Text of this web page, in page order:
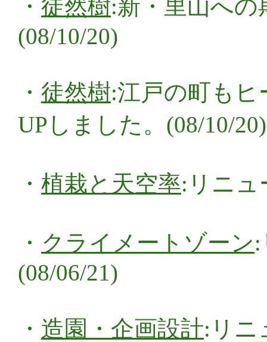
・ 徒然樹:新・里山へ
(08/10/20)
・ 徒然樹:江戸の町も
UPしました。(08/10/20)
・ 植栽と天空率:リニュ
・ クライメートゾーン
(08/06/21)
・ 造園・企画設計:リニ